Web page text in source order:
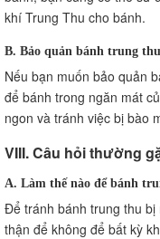
khí Trung Thu cho bánh.
B. Bảo quản bánh trung
Nếu bạn muốn bảo quản
để bánh trong ngăn mát
ngon và tránh việc bị bào
VIII. Câu hỏi thường
A. Làm thế nào để bánh
Để tránh bánh trung thu
thận để không để bất kỳ